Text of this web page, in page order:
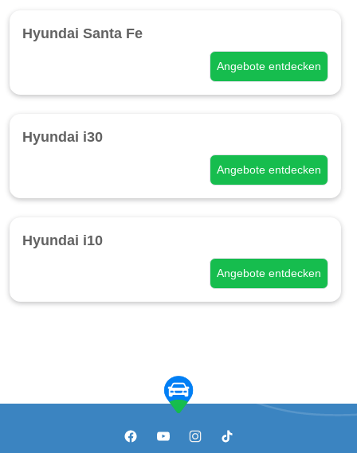
Hyundai Santa Fe
Angebote entdecken
Hyundai i30
Angebote entdecken
Hyundai i10
Angebote entdecken